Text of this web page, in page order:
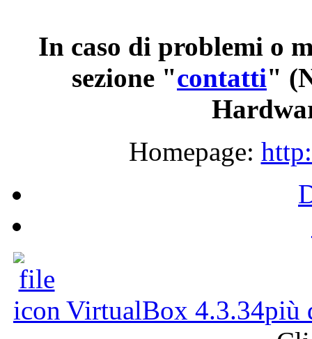
In caso di problemi o
sezione "contatti"
Homepage:
VirtualBox 4.3.34più